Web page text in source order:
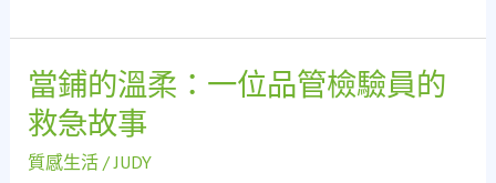
何
成
為
家
經
當鋪的溫柔：一位品管檢驗員的
救急故事
質感生活/JUDY
當
鋪
的
溫